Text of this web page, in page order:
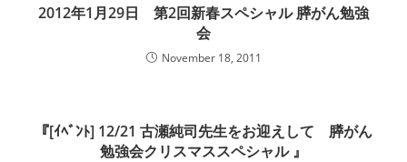
2012年1月29日 第2回新春スペシャル 膵がん勉強
会
November 18, 2011
『[ｲﾍﾞﾝﾄ] 12/21 古瀬純司先生をお迎えして 膵がん
勉強会クリスマススペシャル 』